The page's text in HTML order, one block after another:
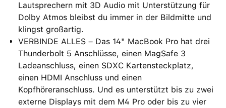
Lautsprechern mit 3D Audio mit Unterstützung für
Dolby Atmos bleibst du immer in der Bildmitte und
klingst großartig.
VERBINDE ALLES – Das 14" MacBook Pro hat drei
Thunderbolt 5 Anschlüsse, einen MagSafe 3
Ladeanschluss, einen SDXC Kartensteckplatz,
einen HDMI Anschluss und einen
Kopfhöreranschluss. Und es unterstützt bis zu zwei
externe Displays mit dem M4 Pro oder bis zu vier